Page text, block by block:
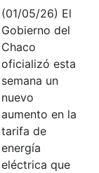
(01/05/26) El
Gobierno del
Chaco
oficializó esta
semana un
nuevo
aumento en la
tarifa de
energía
eléctrica que